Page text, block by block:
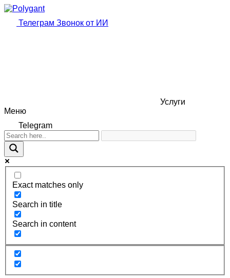
Телеграм Звонок от ИИ
Услуги
Меню
Telegram
Exact matches only
Search in title
Search in content